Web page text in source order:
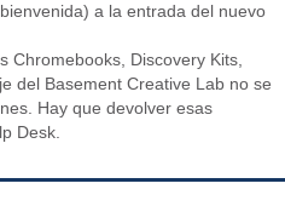
a la entrada del nuevo
Chromebooks, Discovery Kits,
del Basement Creative Lab no se
Hay que devolver esas
Desk.